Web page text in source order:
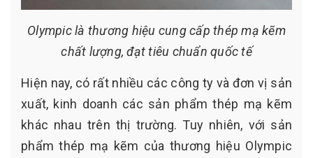
Olympic là thương hiệu cung cấp thép mạ kẽm
chất lượng, đạt tiêu chuẩn quốc tế
Hiện nay, có rất nhiều các công ty và đơn vị sản
xuất, kinh doanh các sản phẩm thép mạ kẽm
khác nhau trên thị trường. Tuy nhiên, với sản
phẩm thép mạ kẽm của thương hiệu Olympic